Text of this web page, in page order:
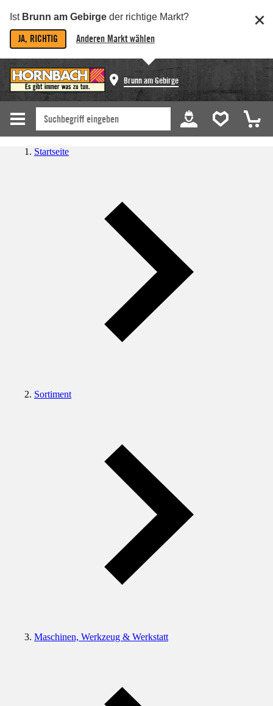
Ist Brunn am Gebirge der richtige Markt?
JA, RICHTIG Anderen Markt wählen
Brunn am Gebirge
Startseite
Sortiment
Maschinen, Werkzeug & Werkstatt